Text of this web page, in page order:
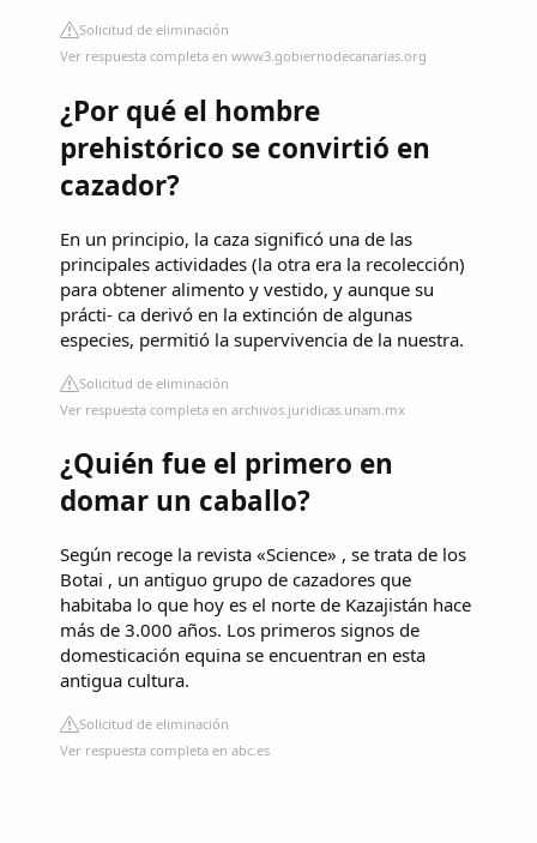
Solicitud de eliminación
Ver respuesta completa en www3.gobiernodecanarias.org
¿Por qué el hombre
prehistórico se convirtió en
cazador?
En un principio, la caza significó una de las
principales actividades (la otra era la recolección)
para obtener alimento y vestido, y aunque su
prácti- ca derivó en la extinción de algunas
especies, permitió la supervivencia de la nuestra.
Solicitud de eliminación
Ver respuesta completa en archivos.juridicas.unam.mx
¿Quién fue el primero en
domar un caballo?
Según recoge la revista «Science» , se trata de los
Botai , un antiguo grupo de cazadores que
habitaba lo que hoy es el norte de Kazajistán hace
más de 3.000 años. Los primeros signos de
domesticación equina se encuentran en esta
antigua cultura.
Solicitud de eliminación
Ver respuesta completa en abc.es